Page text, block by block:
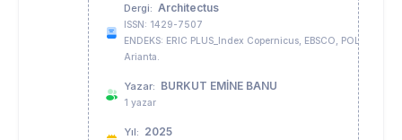
Dergi: Architectus
ISSN: 1429-7507
ENDEKS: ERIC PLUS_Index Copernicus, EBSCO, POL-
Arianta.
Yazar: BURKUT EMİNE BANU
1 yazar
Yıl: 2025